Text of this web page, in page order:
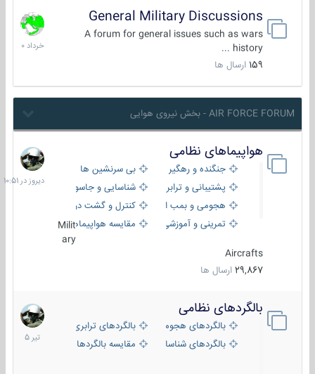
General Military Discussions
A forum for general issues such as wars
history ...
159 ارسال ها
10
خرداد
1400
AIR FORCE FORUM - بخش نیروی هوایی
هواپیماهای نظامی
جنگنده و رهگیر
بی سرنشین ها
پشتیبانی و ترابری
شناسایی و جاسوسی
هجومی و بمب افکن
کنترل و گشت دریایی
تمرینی و آموزشی
مقایسه هواپیماهاMilit
ary
Aircrafts
29,867 ارسال ها
دیروز
در
10:51
بالگردهای نظامی
بالگردهای هجومی
بالگردهای ترابری
بالگردهای شناسایی
مقایسه بالگردها
22
تیر
1405